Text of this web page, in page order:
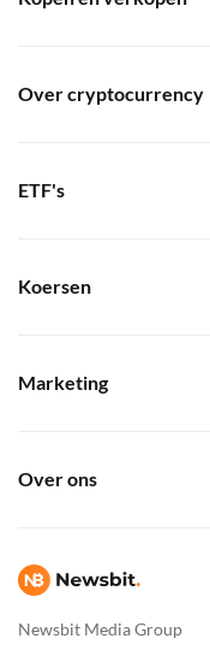
Newsbit Media Group
Over cryptocurrency
ETF's
Koersen
Marketing
Over ons